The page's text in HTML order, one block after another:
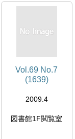
Vol.69 No.7
(1639)
2009.4
図書館1F閲覧室